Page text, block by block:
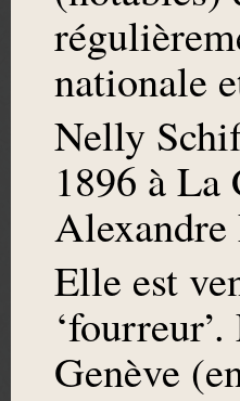
nationale
Nelly
1896 à
Elle est
Genève